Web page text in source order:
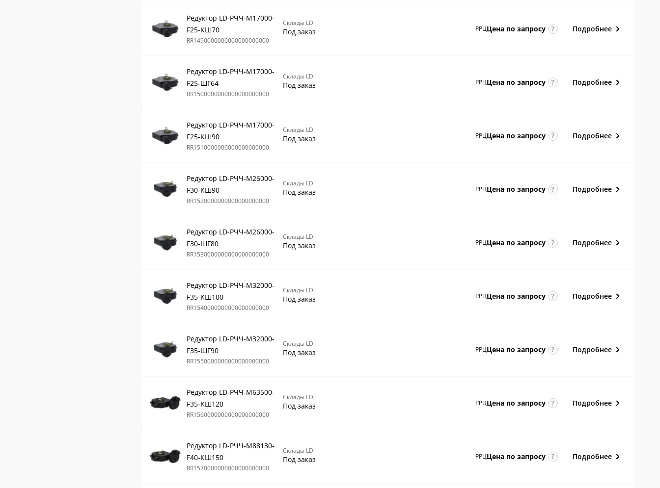
Редуктор LD-РЧЧ-М17000-
F25-КШ70
RR1490000000000000000000
Склады LD
Под заказ РРЦЦена позапросу Подробнее
Редуктор LD-РЧЧ-М17000-
F25-ШГ64
RR1500000000000000000000
Склады LD
Под заказ РРЦЦена позапросу Подробнее
Редуктор LD-РЧЧ-М17000-
F25-КШ90
RR1510000000000000000000
Склады LD
Под заказ РРЦЦена позапросу Подробнее
Редуктор LD-РЧЧ-М26000-
F30-КШ90
RR1520000000000000000000
Склады LD
Под заказ РРЦЦена позапросу Подробнее
Редуктор LD-РЧЧ-М26000-
F30-ШГ80
RR1530000000000000000000
Склады LD
Под заказ РРЦЦена позапросу Подробнее
Редуктор LD-РЧЧ-М32000-
F35-КШ100
RR1540000000000000000000
Склады LD
Под заказ РРЦЦена позапросу Подробнее
Редуктор LD-РЧЧ-М32000-
F35-ШГ90
RR1550000000000000000000
Склады LD
Под заказ РРЦЦена позапросу Подробнее
Редуктор LD-РЧЧ-М63500-
F35-КШ120
RR1560000000000000000000
Склады LD
Под заказ РРЦЦена позапросу Подробнее
Редуктор LD-РЧЧ-М88130-
F40-КШ150
RR1570000000000000000000
Склады LD
Под заказ РРЦЦена позапросу Подробнее